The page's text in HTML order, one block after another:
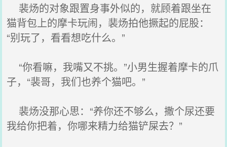
裴炀的对象跟置身事外似的，就顾着跟坐在
猫背包上的摩卡玩闹，裴炀拍他撅起的屁股：
“别玩了，看看想吃什么。”
“你看嘛，我嘴又不挑。”小男生握着摩卡的爪
子，“裴哥，我们也养个猫吧。”
裴炀没那心思：“养你还不够么，撒个尿还要
我给你把着，你哪来精力给猫铲屎去？”